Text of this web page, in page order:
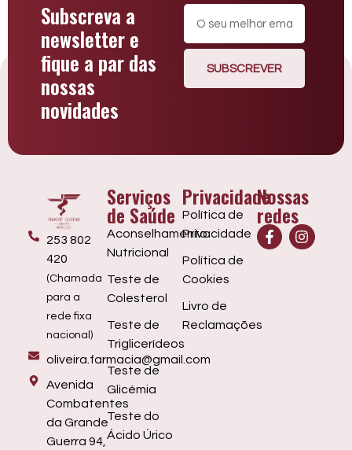
Subscreva a
newsletter e
fique a par das
nossas
novidades
SUBSCREVER
253 802
420
(Chamada
para a
rede fixa
nacional)
oliveira.farmacia@gmail.com
Avenida
Combatentes
da Grande
Guerra 94,
Serviços
de Saúde
Aconselhamento
Nutricional
Teste de
Colesterol
Teste de
Triglicerídeos
Teste de
Glicémia
Teste do
Ácido Úrico
Privacidade
Política de
Privacidade
Política de
Cookies
Livro de
Reclamações
Nossas
redes